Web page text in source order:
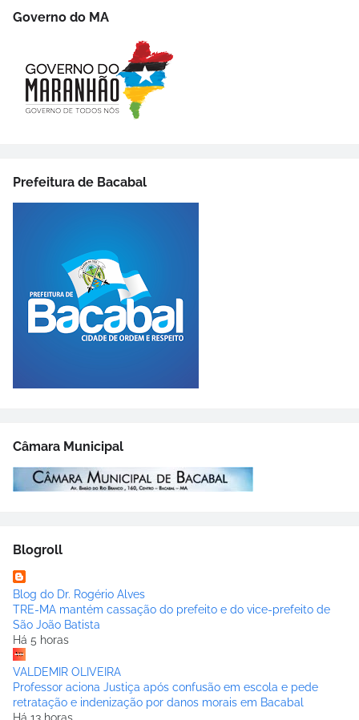
Governo do MA
Prefeitura de Bacabal
Câmara Municipal
Blogroll
Blog do Dr. Rogério Alves
TRE-MA mantém cassação do prefeito e do vice-prefeito de
São João Batista
Há 5 horas
VALDEMIR OLIVEIRA
Professor aciona Justiça após confusão em escola e pede
retratação e indenização por danos morais em Bacabal
Há 13 horas